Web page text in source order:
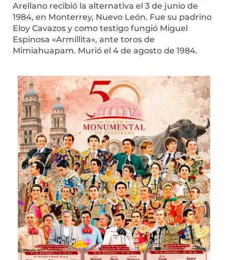
Arellano recibió la alternativa el 3 de junio de
1984, en Monterrey, Nuevo León. Fue su padrino
Eloy Cavazos y como testigo fungió Miguel
Espinosa «Armillita», ante toros de
Mimiahuapam. Murió el 4 de agosto de 1984.